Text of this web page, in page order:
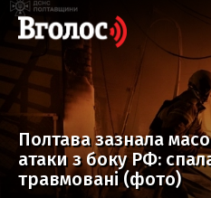
Полтава зазнала
атаки з боку РФ:
травмовані (фото)